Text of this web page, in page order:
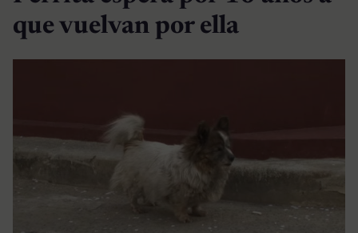
que vuelvan por ella